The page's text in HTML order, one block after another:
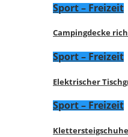
Sport – Freizeit
Campingdecke
Sport – Freizeit
Elektrischer
Sport – Freizeit